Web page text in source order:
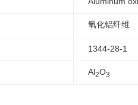
氧化铝纤维
1344-28-1
Al2O3